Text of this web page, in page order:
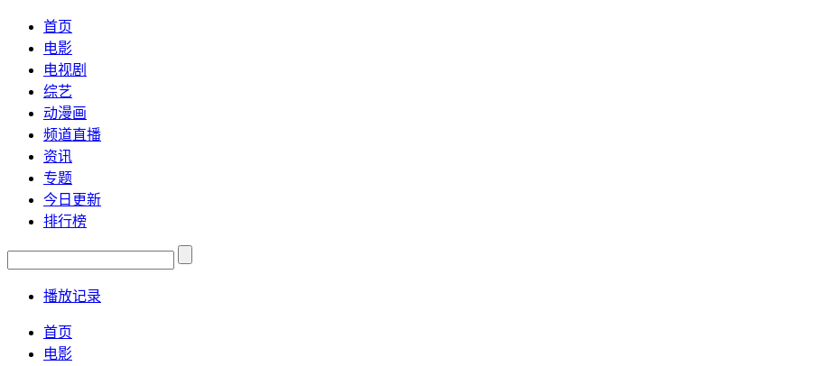
首页
电影
电视剧
综艺
动漫画
频道直播
资讯
专题
今日更新
排行榜
播放记录
首页
电影